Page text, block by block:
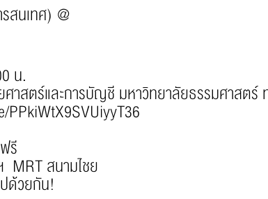
สนเทศ) @
น.
สตร์และการบัญชี มหาวิทยาลัยธรรมศาสตร์
รี
สนามไชย
ด้วยกัน!